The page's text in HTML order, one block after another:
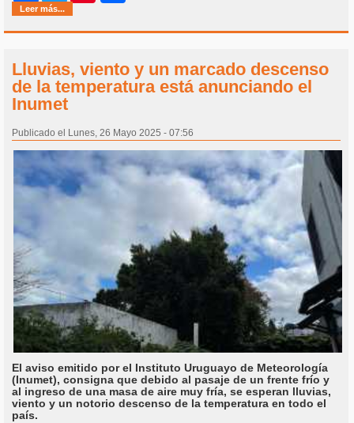
Leer más...
Lluvias, viento y un marcado descenso
de la temperatura está anunciando el
Inumet
Publicado el Lunes, 26 Mayo 2025 - 07:56
El aviso emitido por el Instituto Uruguayo de Meteorología
(Inumet), consigna que debido al pasaje de un frente frío y
al ingreso de una masa de aire muy fría, se esperan lluvias,
viento y un notorio descenso de la temperatura en todo el
país.